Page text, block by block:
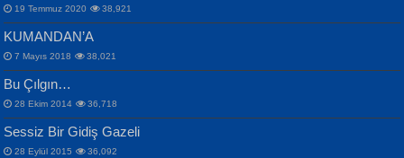
İPEK ACAR SERT
Gazze’nin Şecaati, Ümmetin İmtihanı...
Selahattin Yıldız
İdrakimle Üşürken...
ERDEM BAYAZIT
Sana, Bana, Vatanıma, Ülkemin
İnsanlarına Dair...
19 Temmuz 2020 38,921
KUMANDAN’A
7 Mayıs 2018 38,021
Bu Çılgın…
28 Ekim 2014 36,718
Sessiz Bir Gidiş Gazeli
28 Eylül 2015 36,092